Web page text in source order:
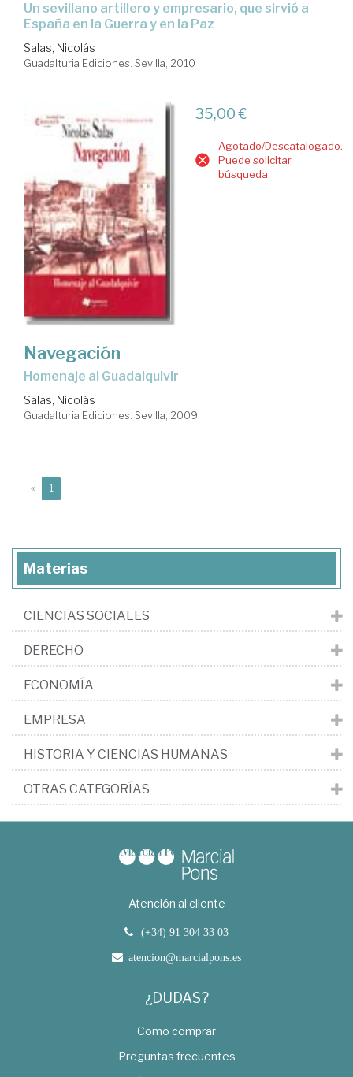
un sevillano artillero y empresario, que sirvió a
España en la Guerra y en la Paz
Salas, Nicolás
Guadalturia Ediciones. Sevilla, 2010
35,00 €
Agotado/Descatalogado.
Puede solicitar
búsqueda.
Navegación
homenaje al Guadalquivir
Salas, Nicolás
Guadalturia Ediciones. Sevilla, 2009
« 1
Materias
CIENCIAS SOCIALES
DERECHO
ECONOMÍA
EMPRESA
HISTORIA Y CIENCIAS HUMANAS
OTRAS CATEGORÍAS
Atención al cliente
(+34) 91 304 33 03
atencion@marcialpons.es
¿DUDAS?
Como comprar
Preguntas frecuentes